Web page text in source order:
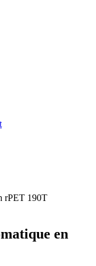
rPET 190T
en